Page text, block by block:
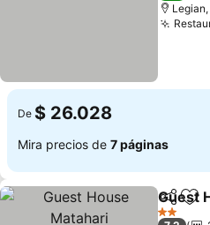
De $ 26.028
Mira precios de 7 páginas
Guest
2 Estrellas